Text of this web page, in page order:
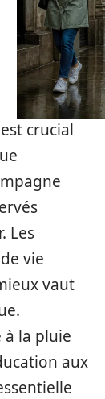
crucial
Les
vie
vaut
à la pluie
aux